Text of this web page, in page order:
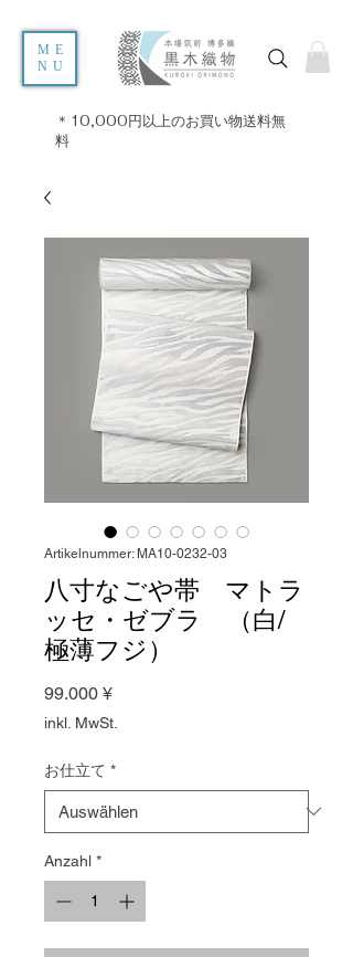
ME
NU
＊10,000円以上のお買い物送料無
料
Artikelnummer: MA10-0232-03
八寸なごや帯 マトラ
ッセ・ゼブラ （白/
極薄フジ）
99.000 ¥Preis
inkl. MwSt.
お仕立て *
Anzahl *